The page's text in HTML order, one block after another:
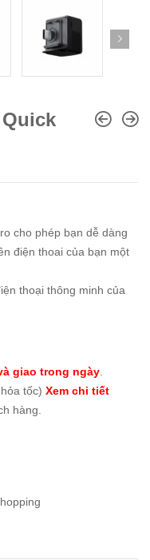
cho phép bạn dễ dàng
điện thoai của bạn một
thoại thông minh của
giao trong ngày
tốc) Xem chi tiết
hàng.